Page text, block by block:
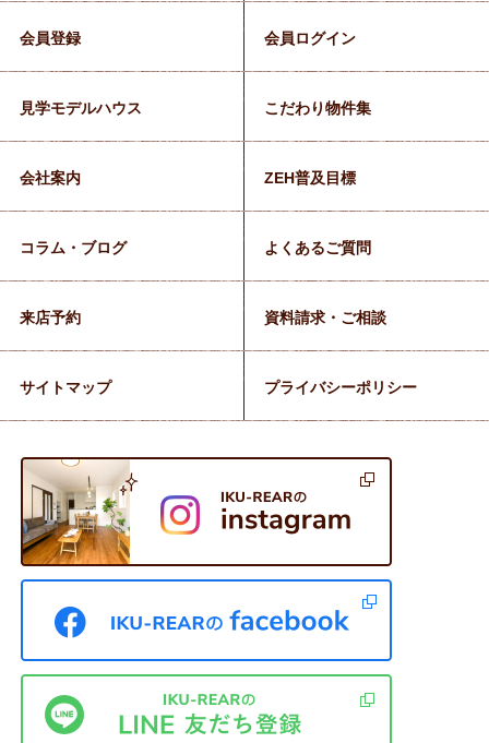
会員登録 会員ログイン
見学モデルハウス こだわり物件集
会社案内 ZEH普及目標
コラム・ブログ よくあるご質問
来店予約 資料請求・ご相談
サイトマップ プライバシーポリシー